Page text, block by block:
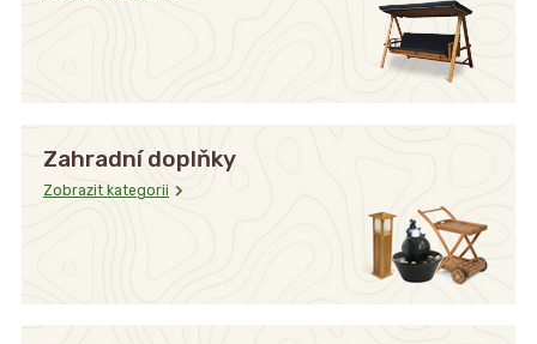
Zahradní doplňky
Zobrazit kategorii